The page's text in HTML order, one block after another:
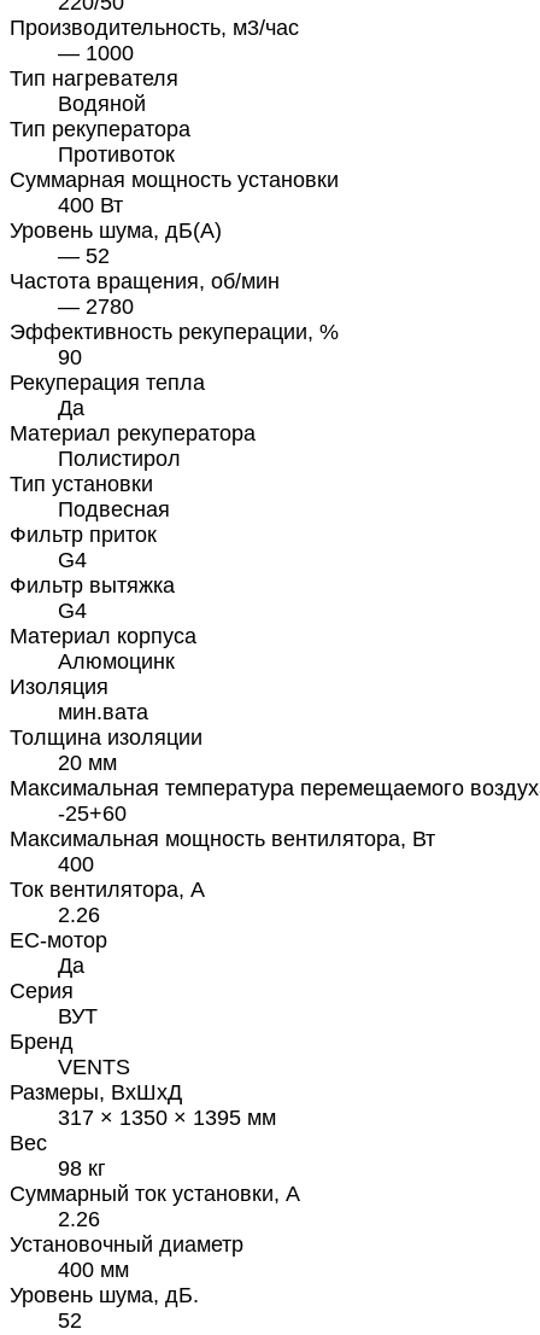
Производительность, м3/час
— 1000
Тип нагревателя
Водяной
Тип рекуператора
Противоток
Суммарная мощность установки
400 Вт
Уровень шума, дБ(А)
— 52
Частота вращения, об/мин
— 2780
Эффективность рекуперации, %
90
Рекуперация тепла
Да
Материал рекуператора
Полистирол
Тип установки
Подвесная
Фильтр приток
G4
Фильтр вытяжка
G4
Материал корпуса
Алюмоцинк
Изоляция
мин.вата
Толщина изоляции
20 мм
Максимальная температура перемещаемого
-25+60
Максимальная мощность вентилятора, Вт
400
Ток вентилятора, А
2.26
EC-мотор
Да
Серия
ВУТ
Бренд
VENTS
Размеры, ВхШхД
317 × 1350 × 1395 мм
Вес
98 кг
Суммарный ток установки, А
2.26
Установочный диаметр
400 мм
Уровень шума, дБ.
52